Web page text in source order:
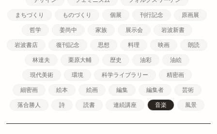
まちづくり ものづくり 個展 刊行記念 原画展
哲学 姜尚中 家族 展示会 岩波新書
岩波書店 復刊記念 思想 料理 映画 朗読
林達夫 栗原大輔 歴史 油彩 油絵
現代美術 環境 科学ライブラリー 精密画
細密画 絵本 絵画 編集 編集者 芸術
落合勝人 詩 読書 連続講座 音楽 風景